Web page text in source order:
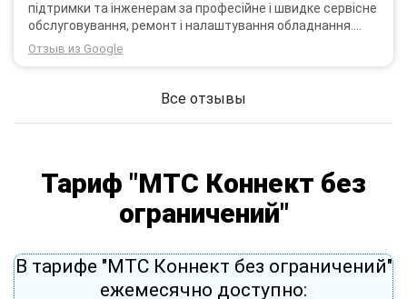
підтримки та інженерам за професійне і швидке сервісне
обслуговування, ремонт і налаштування обладнання.
Через 3 роки після покупки я не шкодую про прийняте
тоді рішення придбати обладнання в компанії 3G star
Отзыв из Google
Все отзывы
Тариф "МТС Коннект без
ограничений"
В тарифе "МТС Коннект без ограничений"
ежемесячно доступно: